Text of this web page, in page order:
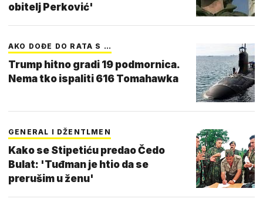
obitelj Perković'
AKO DOĐE DO RATA S …
Trump hitno gradi 19 podmornica.
Nema tko ispaliti 616 Tomahawka
GENERAL I DŽENTLMEN
Kako se Stipetiću predao Čedo
Bulat: 'Tuđman je htio da se
prerušim u ženu'